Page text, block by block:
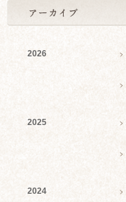
2026
2025
2024